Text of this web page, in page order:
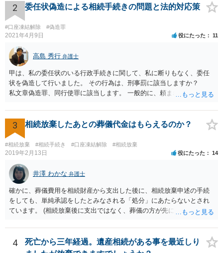
2 委任状偽造による相続手続きの問題と法的対応策
#口座凍結解除 #偽造罪
2021年4月9日 役にたった 11
高島 秀行 弁護士
甲は、私の委任状のいる行政手続きに関して、私に断りもなく、委任
状を偽造して行いました。 その行為は、刑事罰に該当しますか？
私文章偽造罪、同行使罪に該当します。 一般的に、頼まれた（委任さ
か？ 委任状を偽造して使用することはまでは依頼の範囲ではない
ので できないと思います。
3 相続放棄したあとの葬儀代金はもらえるのか？
#相続放棄 #相続手続き #口座凍結解除 #相続放棄
2019年2月13日 役にたった 14
井澤 わかな 弁護士
確かに、葬儀費用を相続財産から支出した後に、相続放棄申述の手続
をしても、単純承認をしたとみなされる「処分」にあたらないとされ
ています。 (相続放棄後に支出ではなく、葬儀の方が先に来るのが通常
述の手続ということだと思いますが) ただ、葬儀費用ならいくらでもよ
いということではなく、身分相応の、社会的儀式として当然認められ
る程度の金額に留まると考えた方がよいです。 もし、相続人の皆さん
4
死亡から三年経過。遺産相続がある事を最近しり